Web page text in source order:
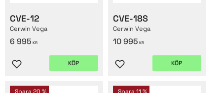
CVE-12
Cerwin Vega
6 995 KR
Lägg till i favoriter
KÖP
CVE-18S
Cerwin Vega
10 995 KR
Lägg till i favoriter
KÖP